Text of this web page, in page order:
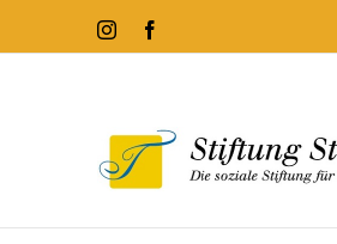
Inhalt
Instagram